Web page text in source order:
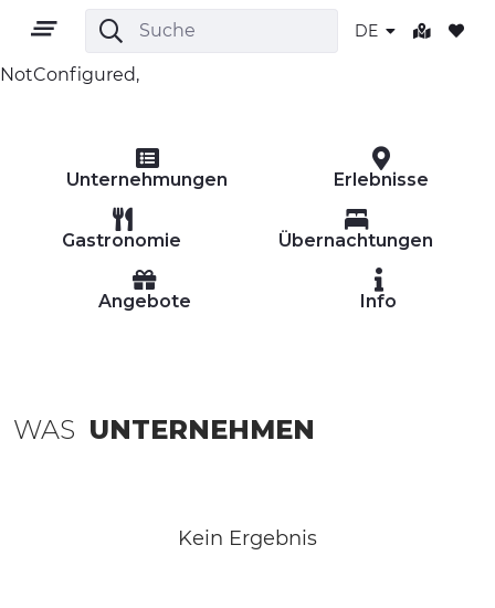
DE
GEBIET
KULTUR
NotConfigured,
Unternehmungen Erlebnisse
Gastronomie Übernachtungen
Angebote Info
WAS UNTERNEHMEN
Kein Ergebnis